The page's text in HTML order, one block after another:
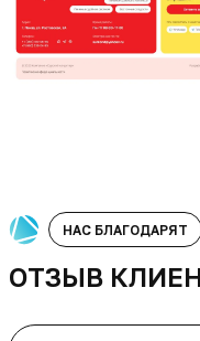
НАС БЛАГОДАРЯТ
ОТЗЫВ